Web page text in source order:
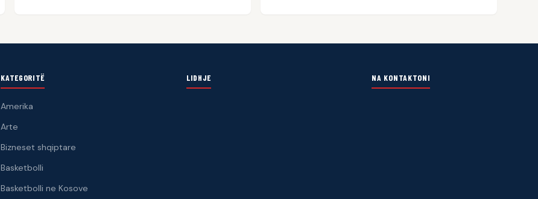
KATEGORITË
Amerika
Arte
Bizneset shqiptare
Basketbolli
Basketbolli ne Kosove
LIDHJE NA KONTAKTONI